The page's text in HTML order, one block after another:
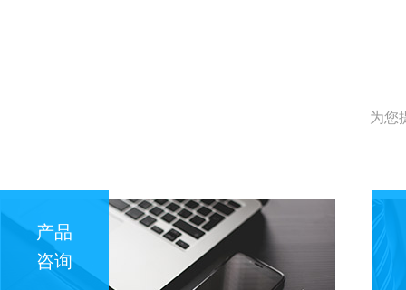
为您
产品
咨询